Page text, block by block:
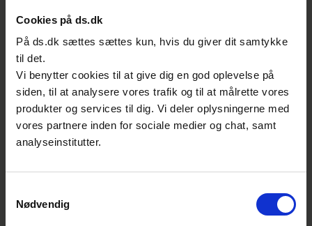
Cookies på ds.dk
På ds.dk sættes sættes kun, hvis du giver dit samtykke
til det.
Vi benytter cookies til at give dig en god oplevelse på
siden, til at analysere vores trafik og til at målrette vores
produkter og services til dig. Vi deler oplysningerne med
vores partnere inden for sociale medier og chat, samt
analyseinstitutter.
Nødvendig
Standarderne omfatter elektrisk værktøj
med eller uden støvudslusningsenhed, som
bruger vekselspænding eller batterier. I disse
standarder er støv defineret som ”spredt
distribution af solide substanser i gasser,
specielt i luft”.
Følgende syv standarder er blevet udviklet i
EN 50632-serien til at estimere kvalitet og